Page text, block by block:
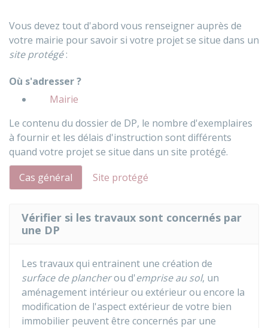
Vous devez tout d'abord vous renseigner auprès de
votre mairie pour savoir si votre projet se situe dans un
site protégé:
Où s'adresser ?
Mairie
Le contenu du dossier de DP, le nombre d'exemplaires
à fournir et les délais d'instruction sont différents
quand votre projet se situe dans un site protégé.
Cas général
Site protégé
Vérifier si les travaux sont concernés par
une DP
Les travaux qui entrainent une création de
surface de plancherou d'emprise au sol, un
aménagement intérieur ou extérieur ou encore la
modification de l'aspect extérieur de votre bien
immobilier peuvent être concernés par une